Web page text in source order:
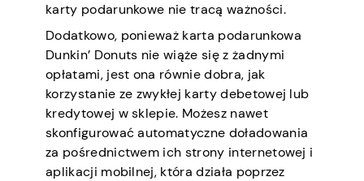
karty podarunkowe nie tracą ważności.
Dodatkowo, ponieważ karta podarunkowa
Dunkin’ Donuts nie wiąże się z żadnymi
opłatami, jest ona równie dobra, jak
korzystanie ze zwykłej karty debetowej lub
kredytowej w sklepie. Możesz nawet
skonfigurować automatyczne doładowania
za pośrednictwem ich strony internetowej i
aplikacji mobilnej, która działa poprzez